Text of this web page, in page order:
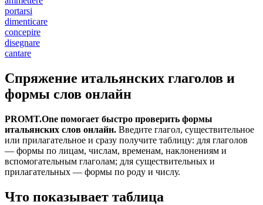
portarsi
dimenticare
concepire
disegnare
cantare
Спряжение итальянских глаголов и
формы слов онлайн
PROMT.One помогает быстро проверить формы
итальянских слов онлайн. Введите глагол, существительное
или прилагательное и сразу получите таблицу: для глаголов
— формы по лицам, числам, временам, наклонениям и
вспомогательным глаголам; для существительных и
прилагательных — формы по роду и числу.
Что показывает таблица